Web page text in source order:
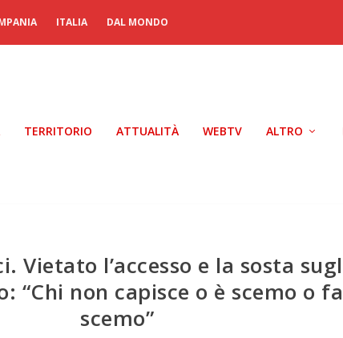
ITALIA DAL MONDO
TERRITORIO ATTUALITÀ WEBTV ALTRO
Vietato l’accesso e la sosta
“Chi non capisce o è scemo o
scemo”